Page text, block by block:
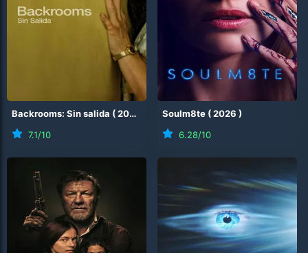
Backrooms: Sin salida (2026
7.1/10
Soulm8te (2026 )
6.28/10